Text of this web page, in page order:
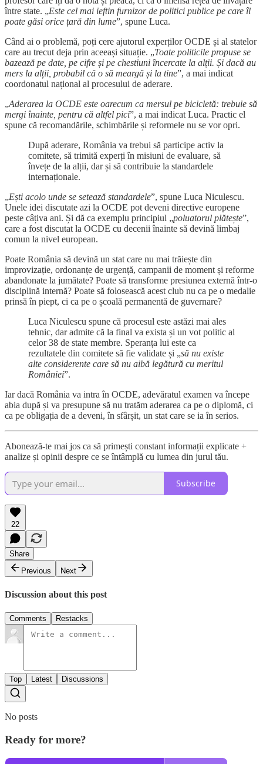
între state. „Este cel mai ieftin furnizor de politici publice pe care îl
poate găsi orice țară din lume”, spune Luca.
Când ai o problemă, poți cere ajutorul experților OCDE și al statelor
care au trecut deja prin aceeași situație. „Toate politicile propuse se
bazează pe date, pe cifre și pe chestiuni încercate la alții. Și dacă au
mers la alții, probabil că o să meargă și la tine”, a mai indicat
coordonatul național al procesului de aderare.
„Aderarea la OCDE este oarecum ca mersul pe bicicletă: trebuie să
mergi înainte, pentru că altfel pici”, a mai indicat Luca. Practic el
spune că recomandările, schimbările și reformele nu se vor opri.
După aderare, România va trebui să participe activ la
comitete, să trimită experți în misiuni de evaluare, să
învețe de la alții, dar și să contribuie la standardele
internaționale.
„Ești acolo unde se setează standardele”, spune Luca Niculescu.
Unele idei discutate azi la OCDE pot deveni directive europene
peste câțiva ani. Și dă ca exemplu principiul „poluatorul plătește”,
care a fost discutat la OCDE cu decenii înainte să devină limbaj
comun la nivel european.
Poate România să devină un stat care nu mai trăiește din
improvizație, ordonanțe de urgență, campanii de moment și reforme
abandonate la jumătate? Poate să transforme presiunea externă într-o
disciplină internă? Poate să folosească acest club nu ca pe o medalie
prinsă în piept, ci ca pe o școală permanentă de guvernare?
Luca Niculescu spune că procesul este astăzi mai ales
tehnic, dar admite că la final va exista și un vot politic al
celor 38 de state membre. Speranța lui este ca
rezultatele din comitete să fie validate și „să nu existe
alte considerente care să nu aibă legătură cu meritul
României”.
Iar dacă România va intra în OCDE, adevăratul examen va începe
abia după și va presupune să nu tratăm aderarea ca pe o diplomă, ci
ca pe obligația de a deveni, în sfârșit, un stat care se ia în serios.
Abonează-te mai jos ca să primești constant informații explicate +
analize și opinii despre ce se întâmplă cu lumea din jurul tău.
Subscribe
22
Share
Previous
Next
Discussion about this post
Comments Restacks
Top Latest Discussions
No posts
Ready for more?